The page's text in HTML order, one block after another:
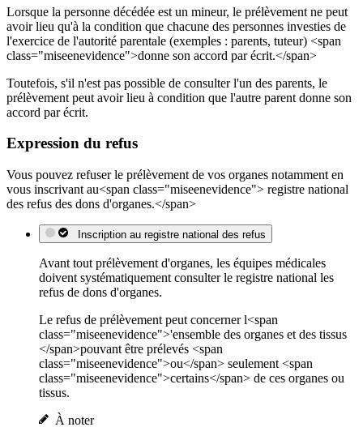
Lorsque la personne décédée est un mineur, le prélèvement ne peut
avoir lieu qu'à la condition que chacune des personnes investies de
l'exercice de l'autorité parentale (exemples : parents, tuteur) <span
class="miseenevidence">donne son accord par écrit.</span>
Toutefois, s'il n'est pas possible de consulter l'un des parents, le
prélèvement peut avoir lieu à condition que l'autre parent donne son
accord par écrit.
Expression du refus
Vous pouvez refuser le prélèvement de vos organes notamment en
vous inscrivant au<span class="miseenevidence"> registre national
des refus des dons d'organes.</span>
Inscription au registre national des refus
Avant tout prélèvement d'organes, les équipes médicales
doivent systématiquement consulter le registre national les
refus de dons d'organes.
Le refus de prélèvement peut concerner l<span
class="miseenevidence">'ensemble des organes et des tissus
</span>pouvant être prélevés <span
class="miseenevidence">ou</span> seulement <span
class="miseenevidence">certains</span> de ces organes ou
tissus.
À noter